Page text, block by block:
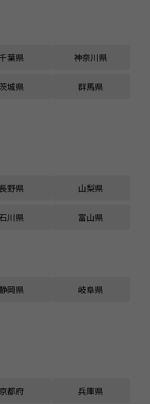
葉県 神奈川県
茨城県 群馬県
野県 山梨県
石川県 富山県
岡県 岐阜県
京都府 兵庫県